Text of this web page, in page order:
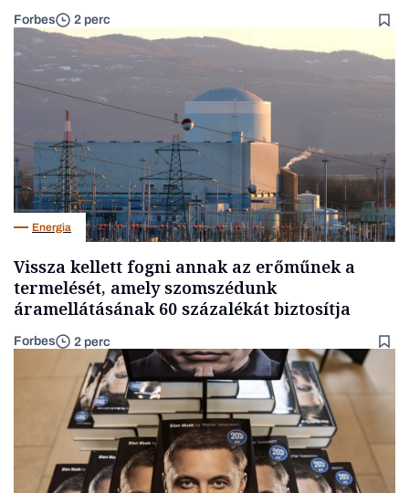
Forbes 2 perc
Energia
Vissza kellett fogni annak az erőműnek a
termelését, amely szomszédunk
áramellátásának 60 százalékát biztosítja
Forbes 2 perc